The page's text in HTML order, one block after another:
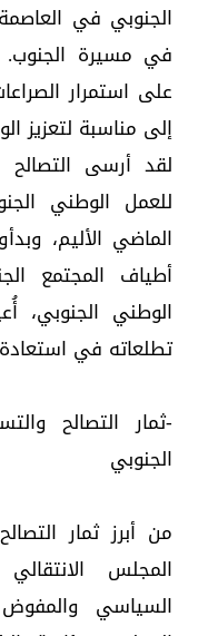
الجنوبي في
في مسيرة الجنوب.
على استمرار
إلى مناسبة لتعزيز
لقد أرسى
للعمل الوطني
الماضي الأليم،
أطياف المجتمع
الوطني الجنوبي،
تطلعاته في
-ثمار التصالح
الجنوبي
من أبرز ثمار
المجلس
السياسي